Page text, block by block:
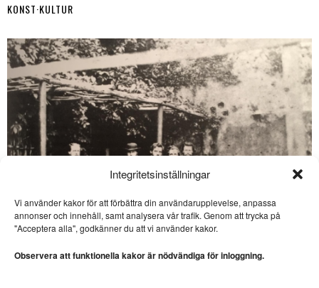
Integritetsinställningar
Vi använder kakor för att förbättra din användarupplevelse, anpassa
annonser och innehåll, samt analysera vår trafik. Genom att trycka på
"Acceptera alla", godkänner du att vi använder kakor.
Observera att funktionella kakor är nödvändiga för inloggning.
KONST·KULTUR
SE ÄVEN
litterär östtysk klassiker